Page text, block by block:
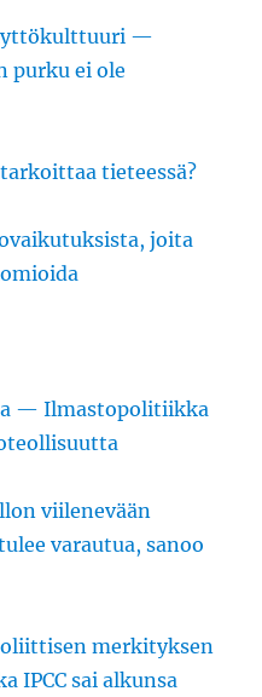
—
purku ei ole
tieteessä?
joita
— Ilmastopolitiikka
viilenevään
varautua, sanoo
merkityksen
IPCC sai alkunsa